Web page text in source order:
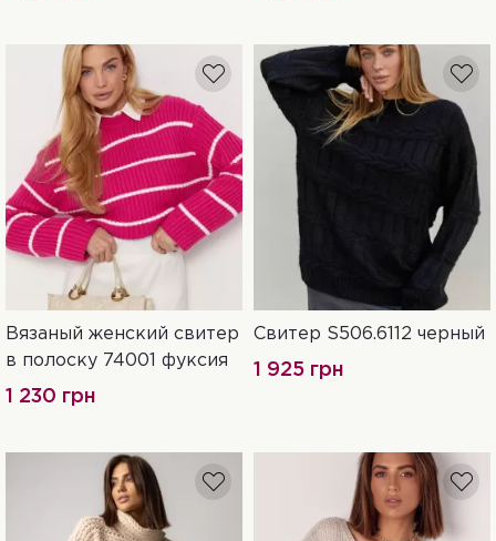
One Size
Вязаный женский свитер
в полоску 74001 фуксия
1 230 грн
UN
Свитер S506.6112 черный
1 925 грн